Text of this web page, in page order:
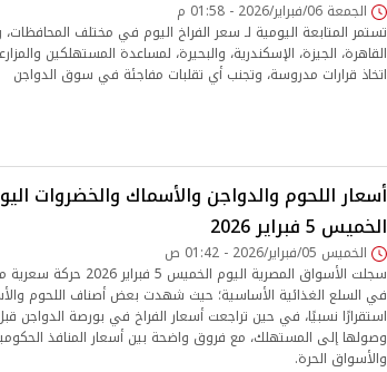
الجمعة 06/فبراير/2026 - 01:58 م
تستمر المتابعة اليومية لـ سعر الفراخ اليوم في مختلف المحافظات،
القاهرة، الجيزة، الإسكندرية، والبحيرة، لمساعدة المستهلكين
اتخاذ قرارات مدروسة، وتجنب أي تقلبات مفاجئة في سوق الدواجن
أسعار اللحوم والدواجن والأسماك والخضروات
الخميس 5 فبراير 2026
الخميس 05/فبراير/2026 - 01:42 ص
سجلت الأسواق المصرية اليوم الخميس 5 فبراير
في السلع الغذائية الأساسية؛ حيث شهدت بعض أصناف اللحوم
استقرارًا نسبيًا، في حين تراجعت أسعار الفراخ في بورصة الدواجن
وصولها إلى المستهلك، مع فروق واضحة بين أسعار المنافذ
والأسواق الحرة.